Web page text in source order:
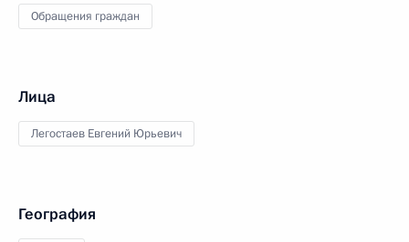
Обращения граждан
Лица
Легостаев Евгений Юрьевич
География